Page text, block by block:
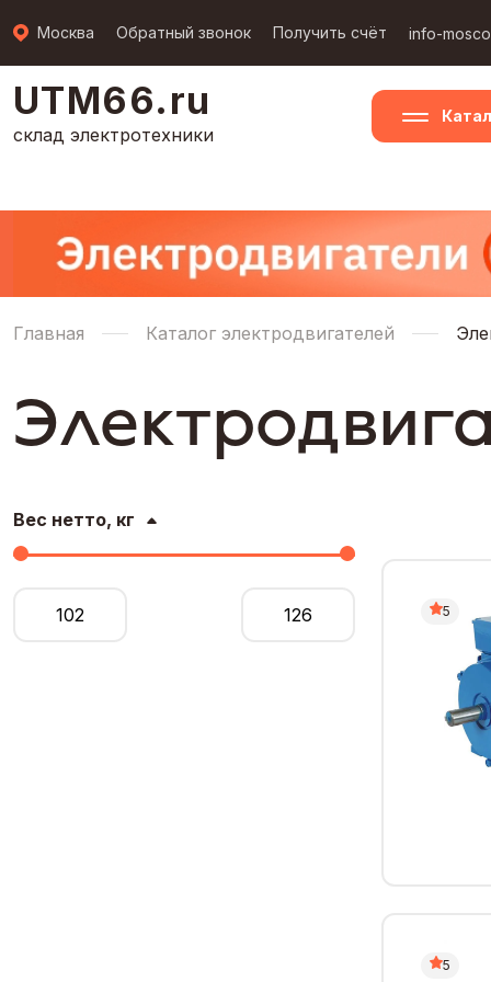
Москва Обратный звонок Получить счёт info-
UTM66.ru
склад электротехники
Главная Каталог электродвигателей
Вес нетто, кг
5
5